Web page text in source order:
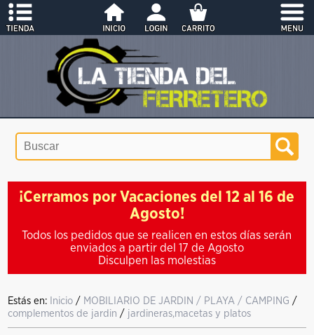
¡Cerramos por Vacaciones del 12 al 16 de
Agosto!
Todos los pedidos que se realicen en estos días serán
enviados a partir del 17 de Agosto
Disculpen las molestias
Estás en: Inicio / MOBILIARIO DE JARDIN / PLAYA / CAMPING /
complementos de jardin / jardineras,macetas y platos